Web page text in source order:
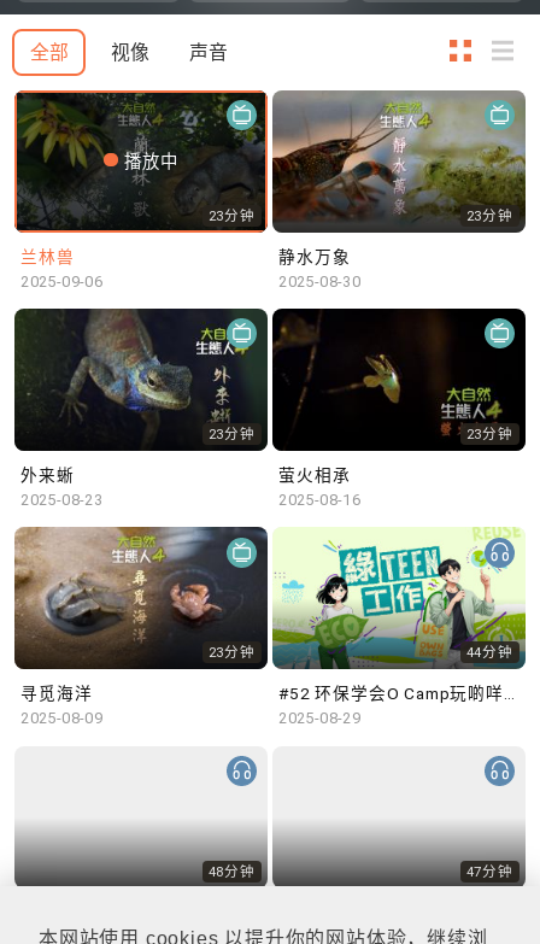
本网站使用 cookies 以提升你的网站体验，继续浏
全部 视像 声音
播放中
23分钟
兰林兽
2025-09-06
23分钟
静水万象
2025-08-30
23分钟
外来蜥
2025-08-23
23分钟
萤火相承
2025-08-16
23分钟
寻觅海洋
2025-08-09
44分钟
#52 环保学会O Camp玩啲咩？ | 参与学生: Sammi、Cardi、Charles (香港科技大学 环境管理及科技学生联会)
2025-08-29
48分钟
2025-08-22
47分钟
2025-08-15